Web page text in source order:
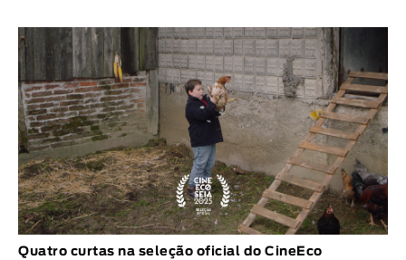
Quatro curtas na seleção oficial do CineEco